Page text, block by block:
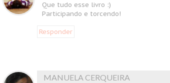
Que tudo esse livro :)
Participando e torcendo!
Responder
MANUELA CERQUEIRA